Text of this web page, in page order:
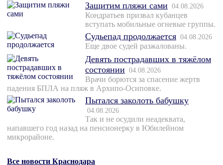
Защитим пляжи сами 04.08.2026
Кондратьев призвал кубанцев
вступать мобильные огневые группы.
Судьепад продолжается 04.08.2026
Еще двое судей разжалованы.
Девять пострадавших в тяжёлом
состоянии 04.08.2026
Врачи борются за спасение жертв
падения БПЛА на пляж в Архипо-Осиповке.
Пытался заколоть бабушку
04.08.2026
Так и не осудили неадеквата,
напавшего год назад на пенсионерку в Юбилейном
микрорайоне.
Все новости Краснодара